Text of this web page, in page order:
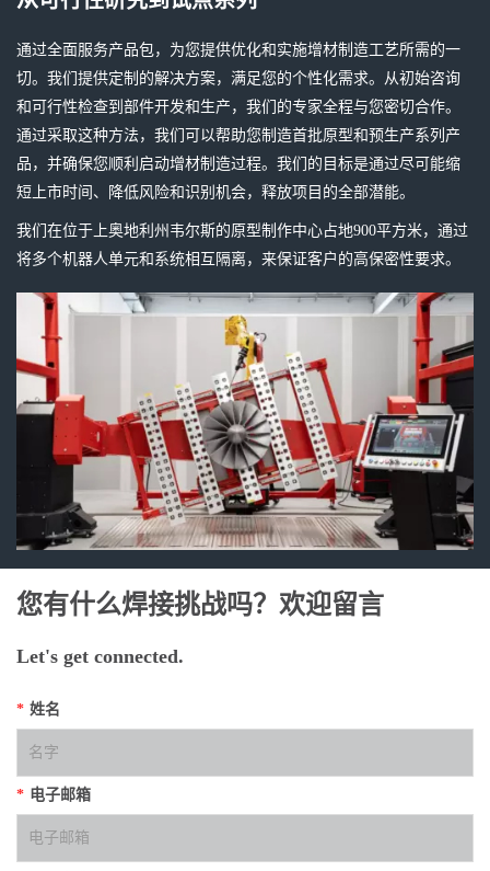
通过全面服务产品包，为您提供优化和实施增材制造工艺所需的一
切。我们提供定制的解决方案，满足您的个性化需求。从初始咨询
和可行性检查到部件开发和生产，我们的专家全程与您密切合作。
通过采取这种方法，我们可以帮助您制造首批原型和预生产系列产
品，并确保您顺利启动增材制造过程。我们的目标是通过尽可能缩
短上市时间、降低风险和识别机会，释放项目的全部潜能。
我们在位于上奥地利州韦尔斯的原型制作中心占地900平方米，通过
将多个机器人单元和系统相互隔离，来保证客户的高保密性要求。
您有什么焊接挑战吗？欢迎留言
Let's get connected.
* 姓名
* 电子邮箱